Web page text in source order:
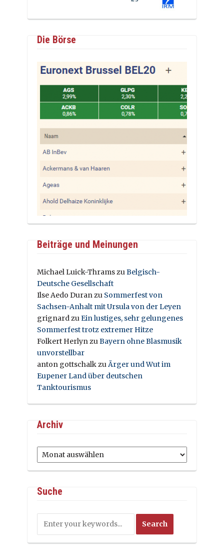
Die Börse
Beiträge und Meinungen
Michael Luick-ThramszuBelgisch-
Deutsche Gesellschaft
Ilse Aedo Duranzu Sommerfest von
Sachsen-Anhalt mit Ursula von der Leyen
grignardzuEin lustiges, sehr gelungenes
Sommerfest trotz extremer Hitze
Folkert HerlynzuBayern ohne Blasmusik
unvorstellbar
anton gottschalkzuÄrger und Wut im
Eupener Land über deutschen
Tanktourismus
Archiv
Archiv
Suche